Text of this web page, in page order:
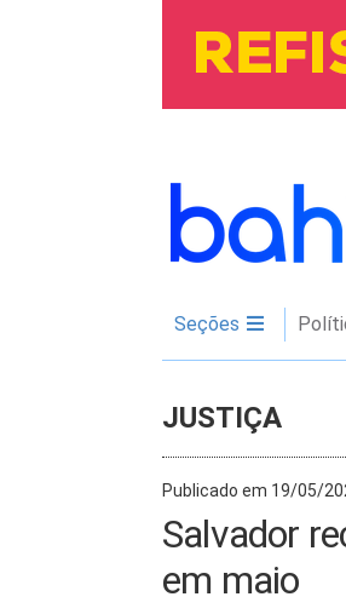
Seções
JUSTIÇA
Publicado em 19/05/
Salvador
em maio